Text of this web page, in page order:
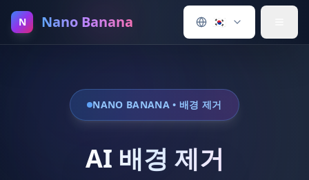
N Nano Banana 🇰🇷
NANO BANANA • 배경 제거
AI 배경 제거